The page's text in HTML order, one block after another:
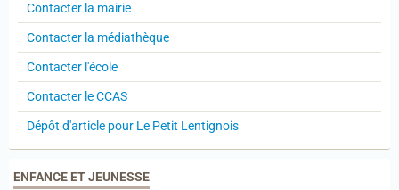
Contacter la mairie
Contacter la médiathèque
Contacter l'école
Contacter le CCAS
Dépôt d'article pour Le Petit Lentignois
ENFANCE ET JEUNESSE